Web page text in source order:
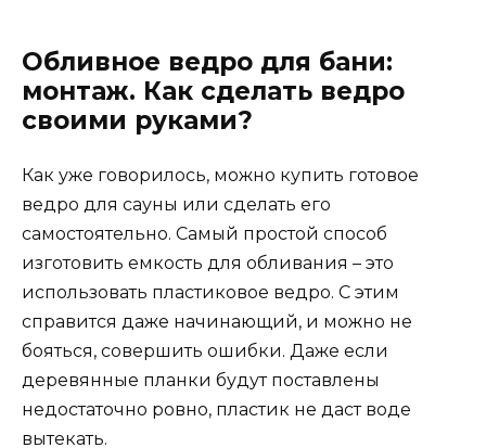
Обливное ведро для бани:
монтаж. Как сделать ведро
своими руками?
Как уже говорилось, можно купить готовое
ведро для сауны или сделать его
самостоятельно. Самый простой способ
изготовить емкость для обливания – это
использовать пластиковое ведро. С этим
справится даже начинающий, и можно не
бояться, совершить ошибки. Даже если
деревянные планки будут поставлены
недостаточно ровно, пластик не даст воде
вытекать.